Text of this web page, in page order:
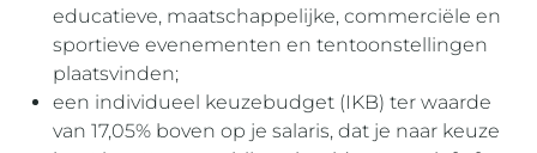
educatieve, maatschappelijke, commerciële en
sportieve evenementen en tentoonstellingen
plaatsvinden;
een individueel keuzebudget (IKB) ter waarde
van 17,05% boven op je salaris, dat je naar keuze